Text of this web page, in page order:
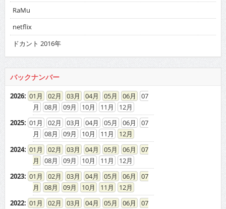
RaMu
netflix
ドカント 2016年
バックナンバー
2026: 01 02 03 04 05 06
07
08
09 10 11
12
2025: 01 02 03 04 05 06
07
08
09 10 11
12
2024: 01 02 03 04 05 06
07
08
09 10 11
12
2023: 01 02 03 04 05 06
07
08
09 10 11
12
2022: 01 02 03 04 05 06
07